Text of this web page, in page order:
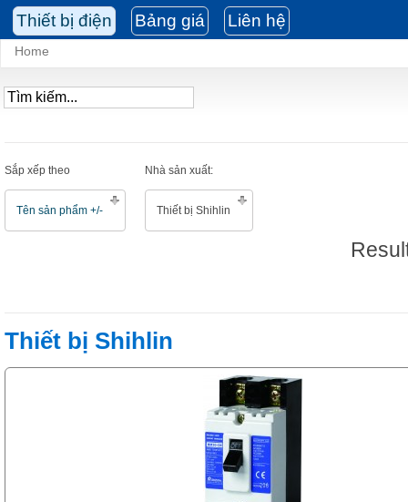
Thiết bị điện Bảng giá Liên hệ
Home
Sắp xếp theo
Tên sản phẩm +/-
Nhà sản xuất:
Thiết bị Shihlin
Thiết bị Shihlin